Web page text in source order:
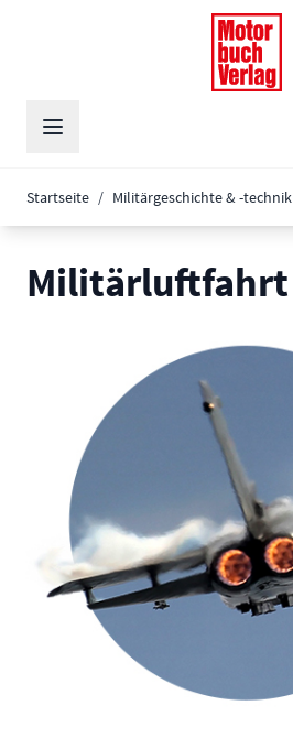
Startseite / Militärgeschichte & -technik
Militärluftfahrt